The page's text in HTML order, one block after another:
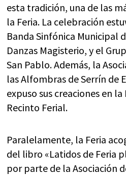
esta tradición, una de las
la Feria. La celebración
Banda Sinfónica Municipal
Danzas Magisterio, y el
San Pablo. Además, la
las Alfombras de Serrín de
expuso sus creaciones en
Recinto Ferial.
Paralelamente, la Feria
del libro «Latidos de Feria
por parte de la Asociación